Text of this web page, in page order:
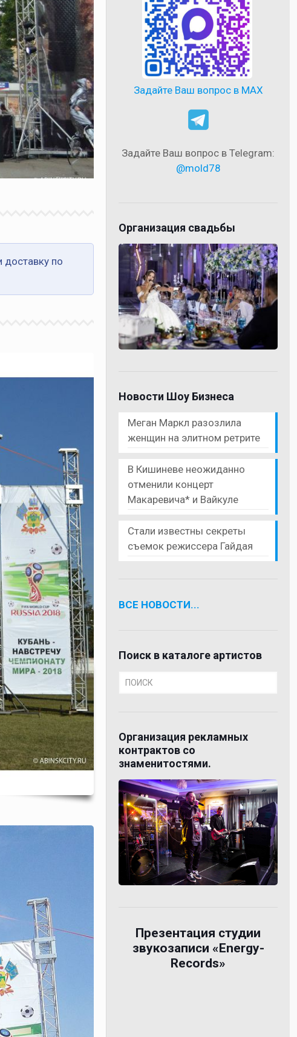
по
Задайте Ваш вопрос в MAX
Задайте Ваш вопрос в Telegram:
@mold78
Организация свадьбы
Новости Шоу Бизнеса
Меган Маркл разозлила
женщин на элитном ретрите
В Кишиневе неожиданно
отменили концерт
Макаревича* и Вайкуле
Стали известны секреты
съемок режиссера Гайдая
ВСЕ НОВОСТИ...
Поиск в каталоге артистов
Организация рекламных
контрактов со
знаменитостями.
Презентация студии
звукозаписи «Energy-
Records»